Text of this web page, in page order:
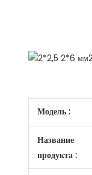
Модель :
Название
продукта :